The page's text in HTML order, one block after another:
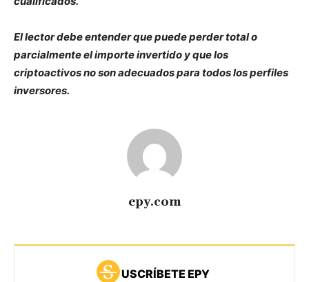
El lector debe entender que puede perder total o
parcialmente el importe invertido y que los
criptoactivos no son adecuados para todos los perfiles
inversores.
epy.com
USCRÍBETE EPY